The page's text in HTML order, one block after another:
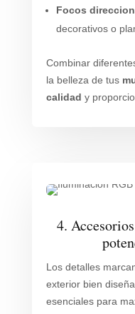
Focos
decorativos o
Combinar
la belleza de tus
calidad y
4.
Los detalles
exterior bien
esenciales para